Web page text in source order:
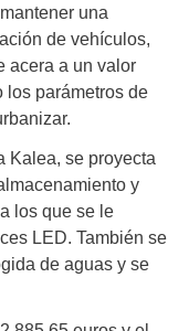
una
de vehículos,
acera a un valor
los parámetros de
Kalea, se proyecta
y
los que se le
LED. También se
de aguas y se